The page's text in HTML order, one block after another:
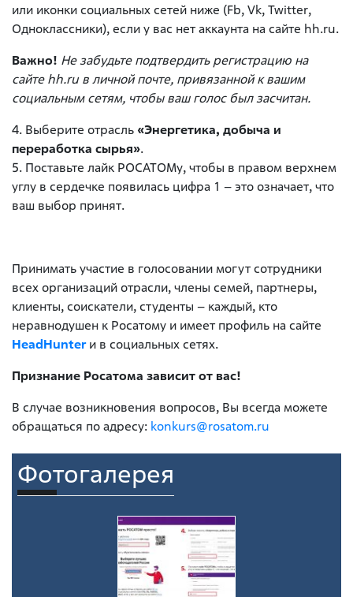
или иконки социальных сетей ниже (Fb, Vk, Twitter,
Одноклассники), если у вас нет аккаунта на сайте hh.ru.
Важно! Не забудьте подтвердить регистрацию на
сайте hh.ru в личной почте, привязанной к вашим
социальным сетям, чтобы ваш голос был засчитан.
4. Выберите отрасль «Энергетика, добыча и
переработка сырья».
5. Поставьте лайк РОСАТОМу, чтобы в правом верхнем
углу в сердечке появилась цифра 1 – это означает, что
ваш выбор принят.
Принимать участие в голосовании могут сотрудники
всех организаций отрасли, члены семей, партнеры,
клиенты, соискатели, студенты – каждый, кто
неравнодушен к Росатому и имеет профиль на сайте
HeadHunterи в социальных сетях.
Признание Росатома зависит от вас!
В случае возникновения вопросов, Вы всегда можете
обращаться по адресу: konkurs@rosatom.ru
Фотогалерея